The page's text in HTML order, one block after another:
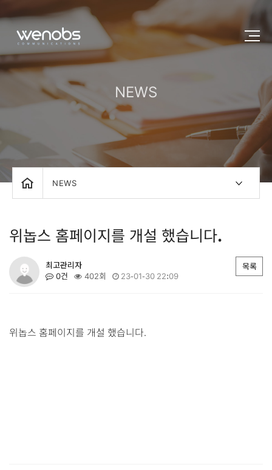
NEWS
NEWS
위놉스 홈페이지를 개설 했습니다.
최고관리자
0건 402회 23-01-30 22:09
목록
위놉스 홈페이지를 개설 했습니다.